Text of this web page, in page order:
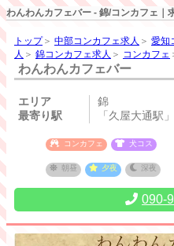
わんわんカフェバー - 錦/コンカフェ｜
トップ＞ 中部コンカフェ求人 ＞ 愛知
人 ＞ 錦コンカフェ求人 ＞ コンカフェ
わんわんカフェバー
エリア
錦
最寄り駅
「久屋大通駅
コンカフェ 犬コス
朝昼 夕夜 深夜
090-